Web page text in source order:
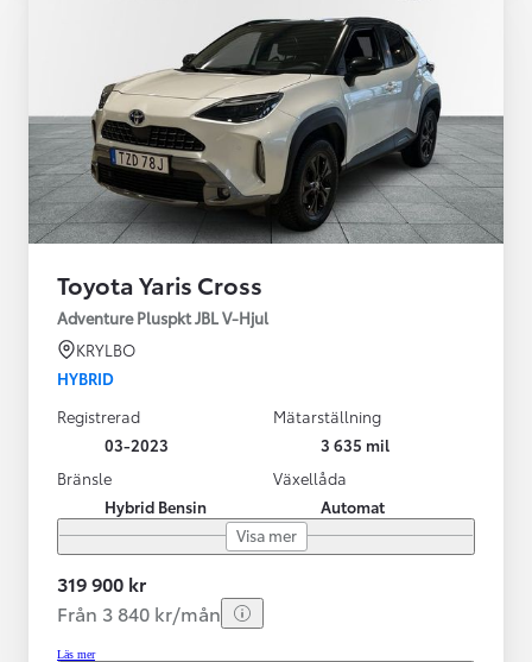
Toyota Yaris Cross
Adventure Pluspkt JBL V-Hjul
KRYLBO
HYBRID
Registrerad
03-2023
Mätarställning
3 635 mil
Bränsle
Hybrid Bensin
Växellåda
Automat
Visa mer
319 900 kr
Från 3 840 kr/mån
Läs mer